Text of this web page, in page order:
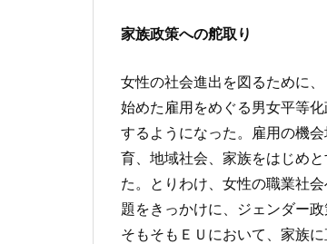
家族政策への舵取り
女性の社会進出を図るために
始めた雇用をめぐる男女平等
するようになった。雇用の機
育、地域社会、家族をはじめ
た。とりわけ、女性の職業社
題をきっかけに、ジェンダー
そもそもＥＵにおいて、家族